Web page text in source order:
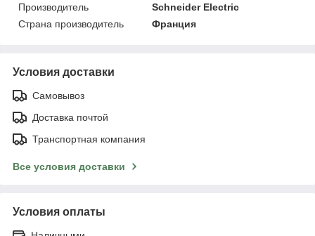
Производитель
Schneider Electric
Страна производитель
Франция
Условия доставки
Самовывоз
Доставка почтой
Транспортная компания
Все условия доставки
Условия оплаты